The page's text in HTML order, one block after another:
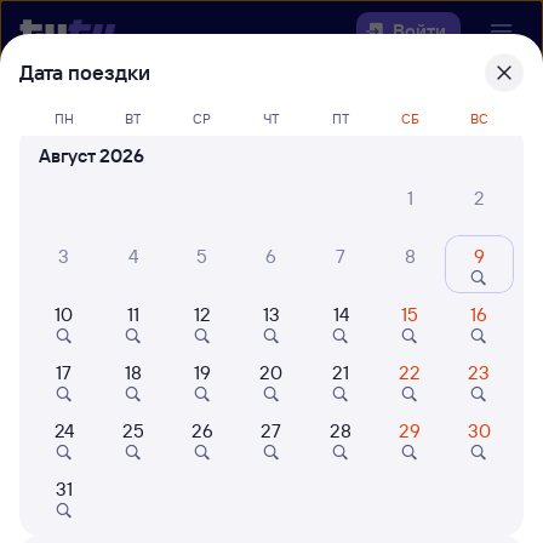
Войти
Выберите день, чтобы найтиж/д
билеты Куйтун — Жирекен
Куда
Когда
Кто едет
Найти поезда
Дата поездки
ПН ВТ СР ЧТ ПТ СБ ВС
Август 2026
1
2
3 4 5 6 7 8 9
10 11 12 13 14 15 16
17 18 19 20 21 22 23
24 25 26 27 28 29 30
31